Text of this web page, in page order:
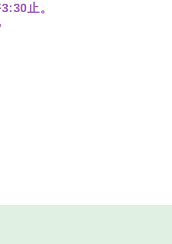
止。
研究學院